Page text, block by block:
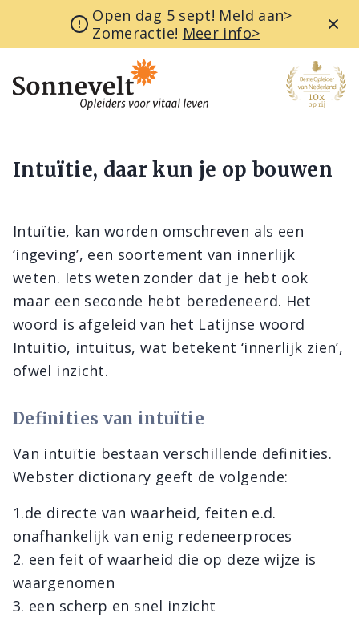
Open dag 5 sept! Meld aan>
Zomeractie! Meer info>
Intuïtie, daar kun je op bouwen
Intuïtie, kan worden omschreven als een
‘ingeving’, een soortement van innerlijk
weten. Iets weten zonder dat je hebt ook
maar een seconde hebt beredeneerd. Het
woord is afgeleid van het Latijnse woord
Intuitio, intuitus, wat betekent ‘innerlijk zien’,
ofwel inzicht.
Definities van intuïtie
Van intuïtie bestaan verschillende definities.
Webster dictionary geeft de volgende:
1.de directe van waarheid, feiten e.d.
onafhankelijk van enig redeneerproces
2. een feit of waarheid die op deze wijze is
waargenomen
3. een scherp en snel inzicht